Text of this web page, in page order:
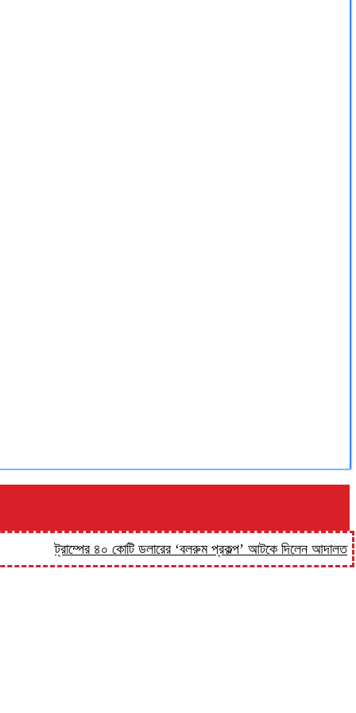
ট্রাম্পের ৪০ কোটি ডলারের ‘বলরুম প্রকল্প’ আটকে দিলেন আদালত